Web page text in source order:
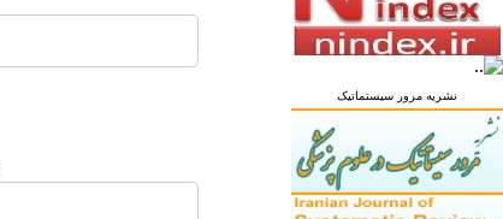
نشریه مرور سیستماتیک